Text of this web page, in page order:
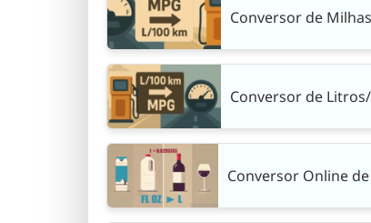
Conversor de
Conversor de
Conversor Online